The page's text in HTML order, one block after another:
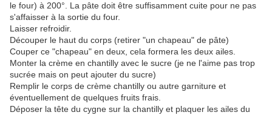
le four) à 200°. La pâte doit être suffisamment cuite pour ne pas
s'affaisser à la sortie du four.
Laisser refroidir.
Découper le haut du corps (retirer "un chapeau" de pâte)
Couper ce "chapeau" en deux, cela formera les deux ailes.
Monter la crème en chantilly avec le sucre (je ne l'aime pas trop
sucrée mais on peut ajouter du sucre)
Remplir le corps de crème chantilly ou autre garniture et
éventuellement de quelques fruits frais.
Déposer la tête du cygne sur la chantilly et plaquer les ailes du